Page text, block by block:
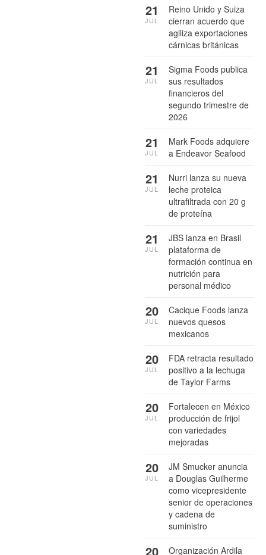
Reino Unido y Suiza
cierran acuerdo que
agiliza exportaciones
cárnicas británicas
21
JUL
Sigma Foods publica
sus resultados
financieros del
segundo trimestre de
2026
21
JUL
Mark Foods adquiere
a Endeavor Seafood
21
JUL
Nurri lanza su nueva
leche proteica
ultrafiltrada con 20 g
de proteína
21
JUL
JBS lanza en Brasil
plataforma de
formación continua en
nutrición para
personal médico
21
JUL
Cacique Foods lanza
nuevos quesos
mexicanos
20
JUL
FDA retracta resultado
positivo a la lechuga
de Taylor Farms
20
JUL
Fortalecen en México
producción de frijol
con variedades
mejoradas
20
JUL
JM Smucker anuncia
a Douglas Guilherme
como vicepresidente
senior de operaciones
y cadena de
suministro
20
JUL
Organización Ardila
20